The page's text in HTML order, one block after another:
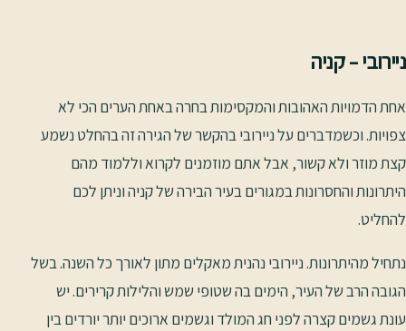
ניירובי – קניה
אחת הדמויות האהובות והמקסימות בחרה באחת הערים הכי לא
צפויות. וכשמדברים על ניירובי בהקשר של הגירה זה בהחלט נשמע
קצת מוזר ולא קשור, אבל אתם מוזמנים לקרוא וללמוד מהם
היתרונות והחסרונות במגורים בעיר הבירה של קניה וניתן לכם
להחליט.
נתחיל מהיתרונות. ניירובי נהנית מאקלים מתון לאורך כל השנה. בשל
הגובה הרב של העיר, הימים בה שטופי שמש והלילות קרירים. יש
עונת גשמים קצרה לפני חג המולד וגשמים ארוכים יותר יורדים בין